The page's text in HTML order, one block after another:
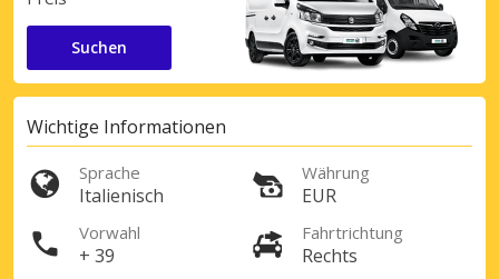
Suchen
Wichtige Informationen
Sprache
Italienisch
Währung
EUR
Vorwahl
+ 39
Fahrtrichtung
Rechts